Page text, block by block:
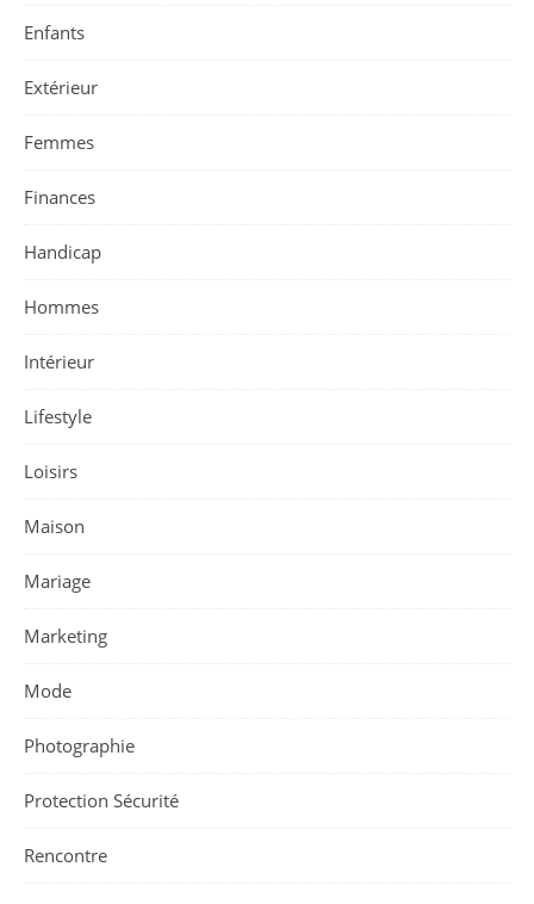
Enfants
Extérieur
Femmes
Finances
Handicap
Hommes
Intérieur
Lifestyle
Loisirs
Maison
Mariage
Marketing
Mode
Photographie
Protection Sécurité
Rencontre